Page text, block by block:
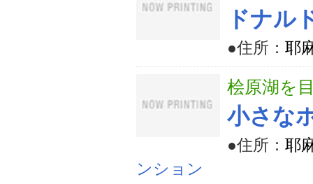
ドナル
●住所： 耶
桧原湖を
小さな
●住所： 耶
ンション